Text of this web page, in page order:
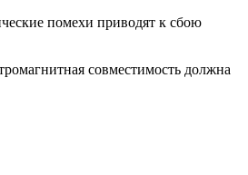
помехи приводят к сбою
совместимость должна